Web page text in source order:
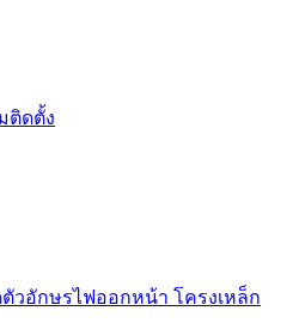
ติดตั้ง
วอักษรไฟออกหน้า โครงเหล็ก